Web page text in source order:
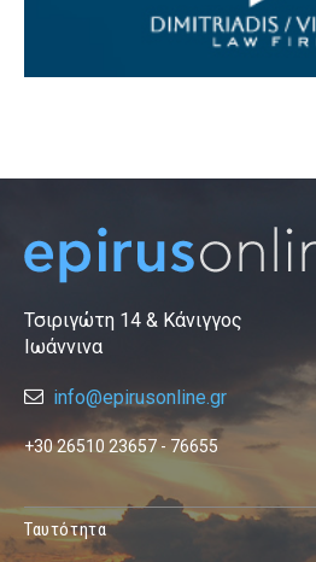
Τσιριγώτη 14 & Κάνιγγος
Ιωάννινα
info@epirusonline.gr
+30 26510 23657 - 76655
Ταυτότητα